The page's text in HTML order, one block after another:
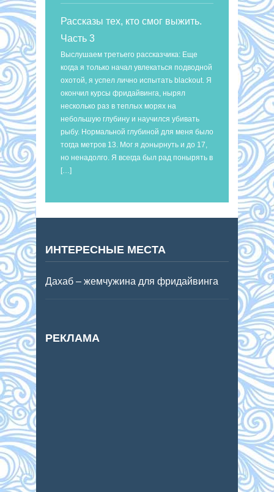
Рассказы тех, кто смог выжить.
Часть 3
Выслушаем третьего рассказчика: Еще
когда я только начал увлекаться подводной
охотой, я успел лично испытать blackout. Я
окончил курсы фридайвинга, нырял
несколько раз в теплых морях на
небольшую глубину и научился убивать
рыбу. Нормальной глубиной для меня было
тогда метров 13. Мог я донырнуть и до 17,
но ненадолго. Я всегда был рад понырять в
[…]
ИНТЕРЕСНЫЕ МЕСТА
Дахаб – жемчужина для фридайвинга
РЕКЛАМА